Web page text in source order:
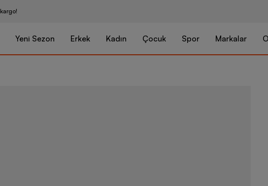
kargo!
Yeni Sezon Erkek Kadın Çocuk Spor Markalar
New